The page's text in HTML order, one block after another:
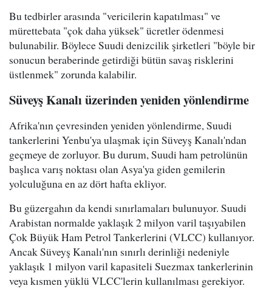
Bu tedbirler arasında "vericilerin kapatılması" ve
mürettebata "çok daha yüksek" ücretler ödenmesi
bulunabilir. Böylece Suudi denizcilik şirketleri "böyle bir
sonucun beraberinde getirdiği bütün savaş risklerini
üstlenmek" zorunda kalabilir.
Süveyş Kanalı üzerinden yeniden yönlendirme
Afrika'nın çevresinden yeniden yönlendirme, Suudi
tankerlerini Yenbu'ya ulaşmak için Süveyş Kanalı'ndan
geçmeye de zorluyor. Bu durum, Suudi ham petrolünün
başlıca varış noktası olan Asya'ya giden gemilerin
yolculuğuna en az dört hafta ekliyor.
Bu güzergahın da kendi sınırlamaları bulunuyor. Suudi
Arabistan normalde yaklaşık 2 milyon varil taşıyabilen
Çok Büyük Ham Petrol Tankerlerini (VLCC) kullanıyor.
Ancak Süveyş Kanalı'nın sınırlı derinliği nedeniyle
yaklaşık 1 milyon varil kapasiteli Suezmax tankerlerinin
veya kısmen yüklü VLCC'lerin kullanılması gerekiyor.